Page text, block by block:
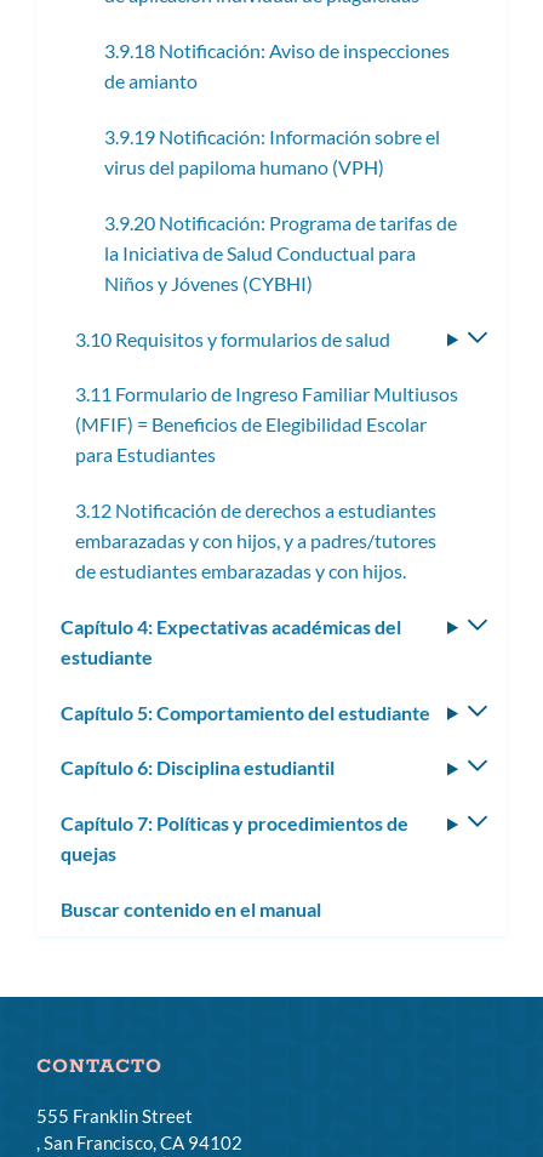
3.9.18 Notificación: Aviso de inspecciones
de amianto
3.9.19 Notificación: Información sobre el
virus del papiloma humano (VPH)
3.9.20 Notificación: Programa de tarifas de
la Iniciativa de Salud Conductual para
Niños y Jóvenes (CYBHI)
3.10 Requisitos y formularios de salud
3.11 Formulario de Ingreso Familiar Multiusos
(MFIF) = Beneficios de Elegibilidad Escolar
para Estudiantes
3.12 Notificación de derechos a estudiantes
embarazadas y con hijos, y a padres/tutores
de estudiantes embarazadas y con hijos.
Capítulo 4: Expectativas académicas del
estudiante
Capítulo 5: Comportamiento del estudiante
Capítulo 6: Disciplina estudiantil
Capítulo 7: Políticas y procedimientos de
quejas
Buscar contenido en el manual
CONTACTO
555 Franklin Street
, San Francisco, CA 94102